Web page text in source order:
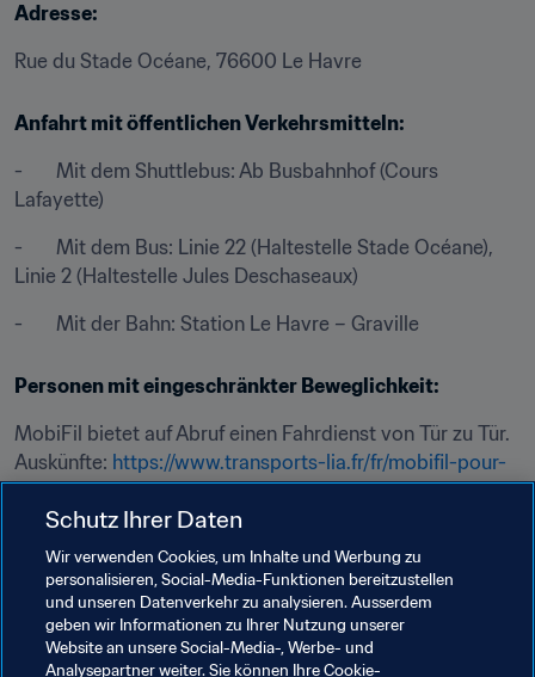
Adresse:
Rue du Stade Océane, 76600 Le Havre
Anfahrt mit öffentlichen Verkehrsmitteln:
-       Mit dem Shuttlebus: Ab Busbahnhof (Cours
Lafayette)
-       Mit dem Bus: Linie 22 (Haltestelle Stade Océane),
Linie 2 (Haltestelle Jules Deschaseaux)
-       Mit der Bahn: Station Le Havre – Graville
Personen mit eingeschränkter Beweglichkeit:
MobiFil bietet auf Abruf einen Fahrdienst von Tür zu Tür.
Auskünfte: https://www.transports-lia.fr/fr/mobifil-pour-
les-personnes-a-mobilite-reduite-/77
Weitere Anfahrtsmöglichkeiten zum Stadion:
2 P+R-Parkplätze ermöglichen das Abstellen des Autos
und die Anfahrt mit öffentlichen Verkehrsmitteln
Schutz Ihrer Daten
Wir verwenden Cookies, um Inhalte und Werbung zu
personalisieren, Social-Media-Funktionen bereitzustellen
und unseren Datenverkehr zu analysieren. Ausserdem
geben wir Informationen zu Ihrer Nutzung unserer
Website an unsere Social-Media-, Werbe- und
Analysepartner weiter. Sie können Ihre Cookie-